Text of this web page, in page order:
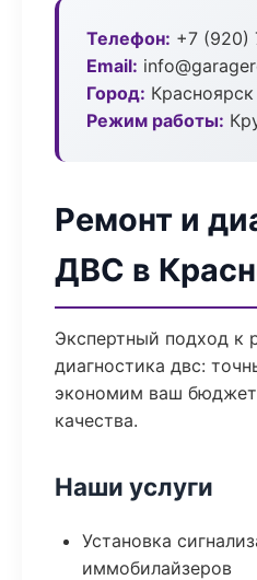
Телефон: +7 (920)
Email:
Город: Красноярск
Режим работы:
Ремонт и
ДВС в
Экспертный подход к
диагностика двс:
экономим ваш
качества.
Наши услуги
Установка
иммобилайзеров